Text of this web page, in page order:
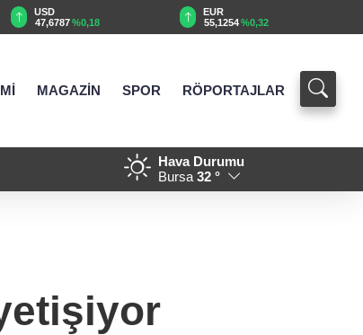
EUR
55,1254 %0,32
GBP
64,3468 %0,38
MAGAZİN SPOR RÖPORTAJLAR
21:01 - 688 milyon TL
Hava Durumu
Bursa 32 °